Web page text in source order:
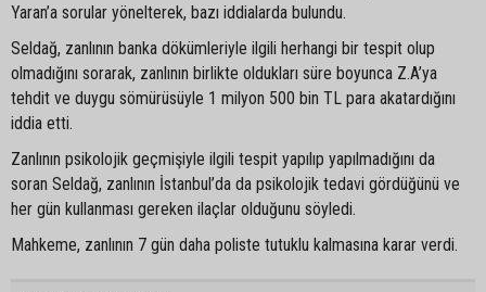
Yaran’a sorular yönelterek, bazı iddialarda bulundu.
Seldağ, zanlının banka dökümleriyle ilgili herhangi bir tespit olup
olmadığını sorarak, zanlının birlikte oldukları süre boyunca Z.A’ya
tehdit ve duygu sömürüsüyle 1 milyon 500 bin TL para akatardığını
iddia etti.
Zanlının psikolojik geçmişiyle ilgili tespit yapılıp yapılmadığını da
soran Seldağ, zanlının İstanbul’da da psikolojik tedavi gördüğünü ve
her gün kullanması gereken ilaçlar olduğunu söyledi.
Mahkeme, zanlının 7 gün daha poliste tutuklu kalmasına karar verdi.